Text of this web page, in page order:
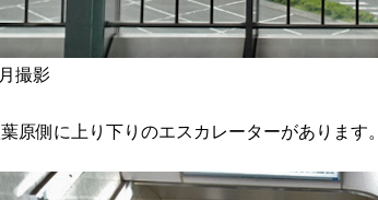
撮影
原側に上り下りのエスカレーターがあります。